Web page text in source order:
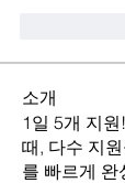
소개
1일 5개 지
때, 다수 지
를 빠르게 완